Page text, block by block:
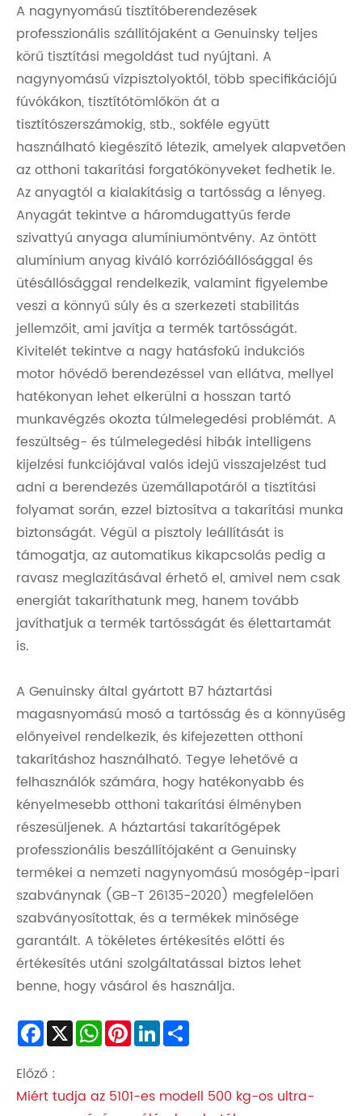
A nagynyomású tisztítóberendezések
professzionális szállítójaként a Genuinsky teljes
körű tisztítási megoldást tud nyújtani. A
nagynyomású vízpisztolyoktól, több specifikációjú
fúvókákon, tisztítótömlőkön át a
tisztítószerszámokig, stb., sokféle együtt
használható kiegészítő létezik, amelyek alapvetően
az otthoni takarítási forgatókönyveket fedhetik le.
Az anyagtól a kialakításig a tartósság a lényeg.
Anyagát tekintve a háromdugattyús ferde
szivattyú anyaga alumíniumöntvény. Az öntött
alumínium anyag kiváló korrózióállósággal és
ütésállósággal rendelkezik, valamint figyelembe
veszi a könnyű súly és a szerkezeti stabilitás
jellemzőit, ami javítja a termék tartósságát.
Kivitelét tekintve a nagy hatásfokú indukciós
motor hővédő berendezéssel van ellátva, mellyel
hatékonyan lehet elkerülni a hosszan tartó
munkavégzés okozta túlmelegedési problémát. A
feszültség- és túlmelegedési hibák intelligens
kijelzési funkciójával valós idejű visszajelzést tud
adni a berendezés üzemállapotáról a tisztítási
folyamat során, ezzel biztosítva a takarítási munka
biztonságát. Végül a pisztoly leállítását is
támogatja, az automatikus kikapcsolás pedig a
ravasz meglazításával érhető el, amivel nem csak
energiát takaríthatunk meg, hanem tovább
javíthatjuk a termék tartósságát és élettartamát
is.
A Genuinsky által gyártott B7 háztartási
magasnyomású mosó a tartósság és a könnyűség
előnyeivel rendelkezik, és kifejezetten otthoni
takarításhoz használható. Tegye lehetővé a
felhasználók számára, hogy hatékonyabb és
kényelmesebb otthoni takarítási élményben
részesüljenek. A háztartási takarítógépek
professzionális beszállítójaként a Genuinsky
termékei a nemzeti nagynyomású mosógép-ipari
szabványnak (GB-T 26135-2020) megfelelően
szabványosítottak, és a termékek minősége
garantált. A tökéletes értékesítés előtti és
értékesítés utáni szolgáltatással biztos lehet
benne, hogy vásárol és használja.
Facebook
X WhatsApp
PinterestLinkedIn
Előző :
Miért tudja az 5101-es modell 500 kg-os ultra-